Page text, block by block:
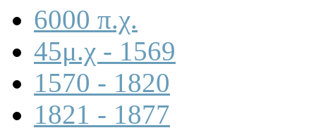
6000 π.χ.
45μ.χ - 1569
1570 - 1820
1821 - 1877